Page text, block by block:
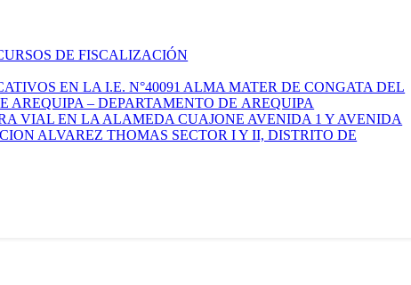
DE FISCALIZACIÓN
EN LA I.E. N°40091 ALMA MATER DE CONGATA DEL
– DEPARTAMENTO DE AREQUIPA
VIAL EN LA ALAMEDA CUAJONE AVENIDA 1 Y AVENIDA
ALVAREZ THOMAS SECTOR I Y II, DISTRITO DE